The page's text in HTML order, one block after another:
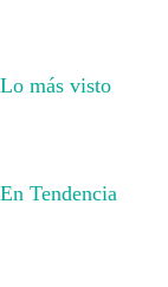
Lo más visto
En Tendencia